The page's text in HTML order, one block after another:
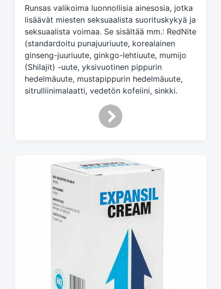
e
d
w
t
h
Runsas valikoima luonnollisia ainesosia, jotka
lisäävät miesten seksuaalista suorituskykyä ja
seksuaalista voimaa. Se sisältää mm.: RedNite
(standardoitu punajuuriuute, korealainen
ginseng-juuriuute, ginkgo-lehtiuute, mumijo
(Shilajit) -uute, yksivuotinen pippurin
hedelmäuute, mustapippurin hedelmäuute,
sitrulliinimalaatti, vedetön kofeiini, sinkki.